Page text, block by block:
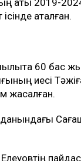
аты 2019-
аталған.
60 бас
иесі
жасалған.